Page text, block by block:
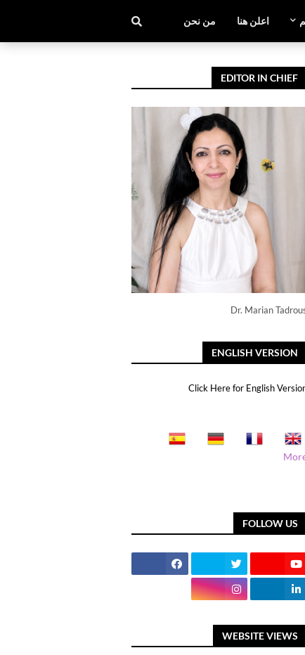
اعلن هنا من نحن
EDITOR IN CHIEF
Dr. Marian
ENGLISH VERSION
Click Here for English
FOLLOW US
WEBSITE VIEWS